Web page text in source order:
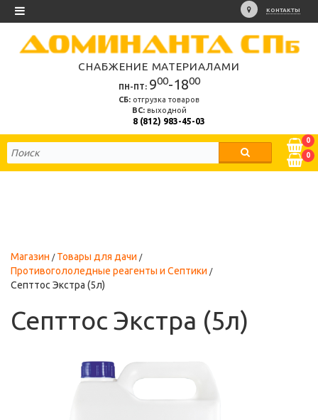
КОНТАКТЫ
СНАБЖЕНИЕ МАТЕРИАЛАМИ
ПН-ПТ: 900-1800
СБ: отгрузка товаров
ВС:выходной
8 (812) 983-45-03
0
0
Магазин
Товары для дачи
Противогололедные реагенты и Септики
Септтос Экстра (5л)
Септтос Экстра (5л)